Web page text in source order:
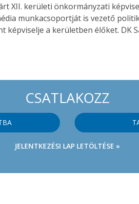
XII. kerületi önkormányzati
munkacsoportját is vezető
képviselje a kerületben élőket. DK
CSATLAKOZZ
JELENTKEZÉSI LAP LETÖLTÉSE »